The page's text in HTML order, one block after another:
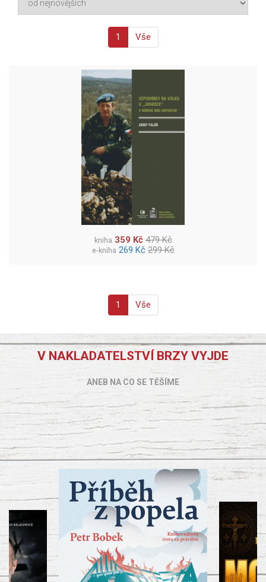
1 Vše
kniha 359 Kč 479 Kč
e-kniha 269 Kč 299 Kč
1 Vše
V NAKLADATELSTVÍ BRZY VYJDE
ANEB NA CO SE TĚŠÍME